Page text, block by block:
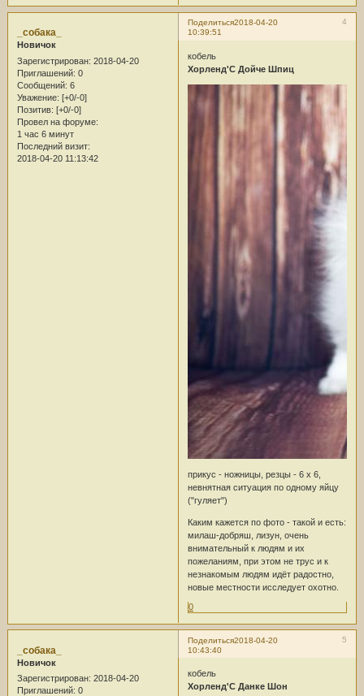
Поделиться 4
2018-04-20
10:39:51
_собака_
Новичок
Зарегистрирован: 2018-04-20
Приглашений: 0
Сообщений: 6
Уважение: [+0/-0]
Позитив: [+0/-0]
Провел на форуме:
1 час 6 минут
Последний визит:
2018-04-20 11:13:42
кобель
Хорленд'С Дойче Шпиц
прикус - ножницы, резцы - 6 х 6,
невнятная ситуация по одному яйцу
("гуляет")
Каким кажется по фото - такой и есть:
милаш-добряш, лизун, очень
внимательный к людям и их
пожеланиям, при этом не трус и к
незнакомым людям идёт радостно,
новые местности исследует охотно.
0
Поделиться 5
2018-04-20
10:43:40
_собака_
Новичок
Зарегистрирован: 2018-04-20
Приглашений: 0
кобель
Хорленд'С Данке Шон